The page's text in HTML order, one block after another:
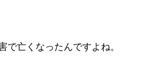
で亡くなったんですよね。